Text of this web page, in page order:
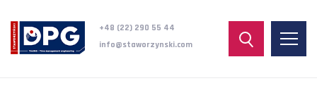
+48 (22) 290 55 44
info@staworzynski.com